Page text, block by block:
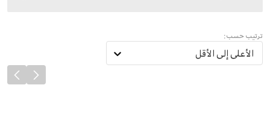
ترتيب حسب:
الأعلى إلى الأقل